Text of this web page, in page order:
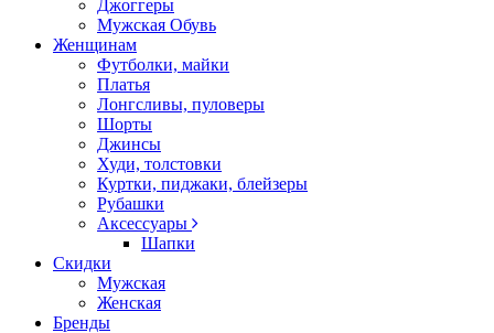
Джоггеры
Мужская Обувь
Женщинам
Футболки, майки
Платья
Лонгсливы, пуловеры
Шорты
Джинсы
Худи, толстовки
Куртки, пиджаки, блейзеры
Рубашки
Аксессуары
Шапки
Скидки
Мужская
Женская
Бренды